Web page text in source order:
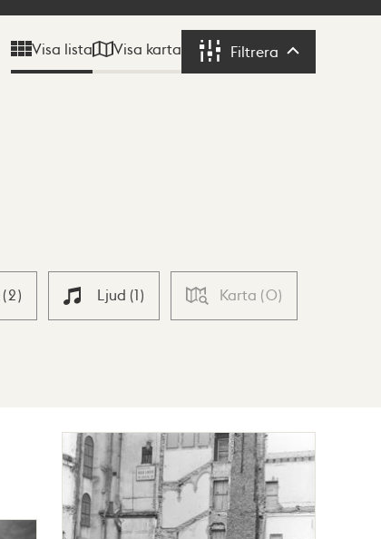
Visa lista Visa karta Filtrera Filtrera
(2) Ljud (1) Karta (0)